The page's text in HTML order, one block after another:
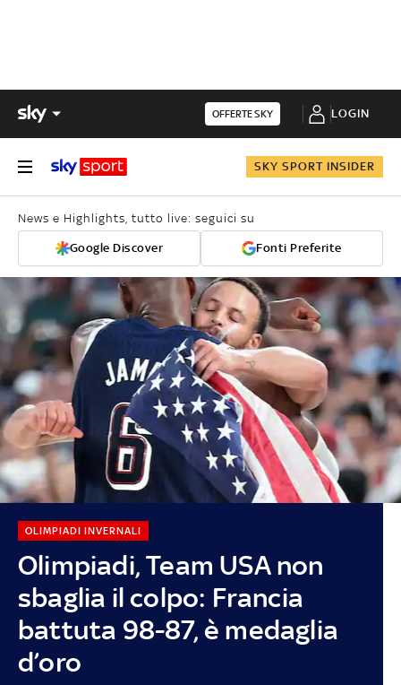
OFFERTE SKY LOGIN
SKY SPORT INSIDER
News e Highlights, tutto live: seguici su
Google Discover Fonti Preferite
Olimpiadi, Team USA non
sbaglia il colpo: Francia
battuta 98-87, è medaglia
d’oro
OLIMPIADI INVERNALI